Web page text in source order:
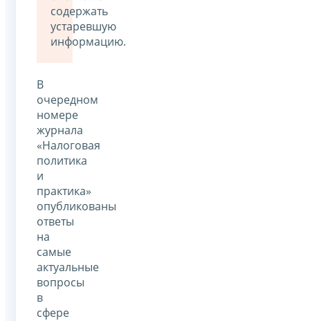
содержать
устаревшую
информацию.
В
очередном
номере
журнала
«Налоговая
политика
и
практика»
опубликованы
ответы
на
самые
актуальные
вопросы
в
сфере